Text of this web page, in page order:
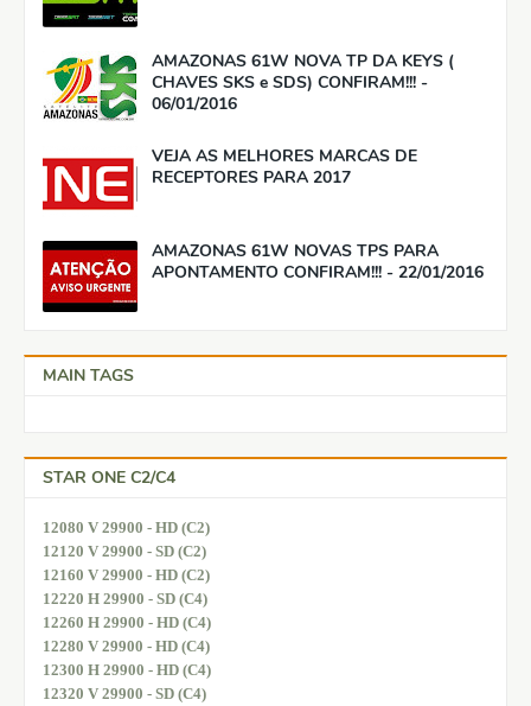
AMAZONAS 61W NOVA TP DA KEYS (
CHAVES SKS e SDS) CONFIRAM!!! -
06/01/2016
VEJA AS MELHORES MARCAS DE
RECEPTORES PARA 2017
AMAZONAS 61W NOVAS TPS PARA
APONTAMENTO CONFIRAM!!! - 22/01/2016
MAIN TAGS
STAR ONE C2/C4
12080 V 29900 - HD (C2)
12120 V 29900 - SD (C2)
12160 V 29900 - HD (C2)
12220 H 29900 - SD (C4)
12260 H 29900 - HD (C4)
12280 V 29900 - HD (C4)
12300 H 29900 - HD (C4)
12320 V 29900 - SD (C4)